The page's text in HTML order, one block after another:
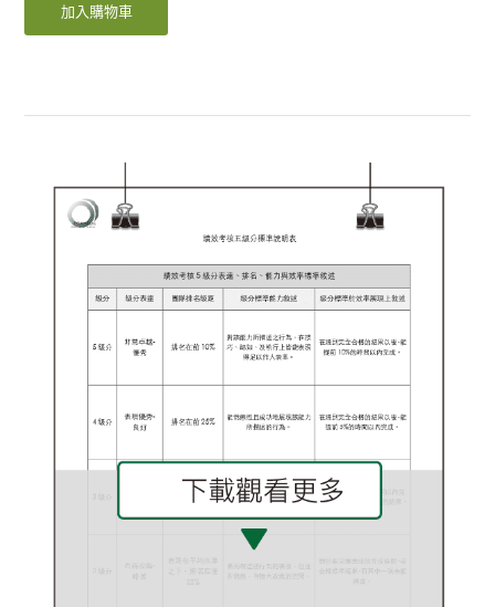
加入購物車